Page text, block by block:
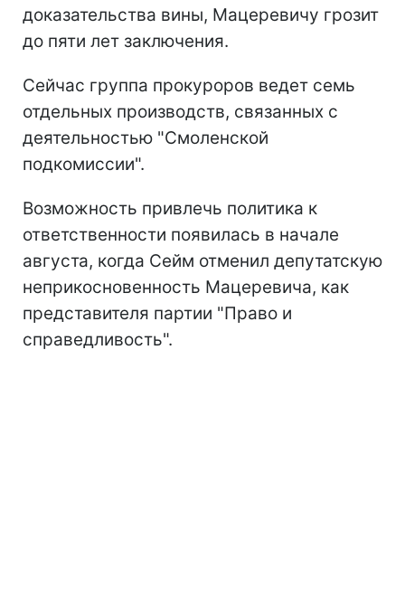
доказательства вины, Мацеревичу грозит
до пяти лет заключения.
Сейчас группа прокуроров ведет семь
отдельных производств, связанных с
деятельностью "Смоленской
подкомиссии".
Возможность привлечь политика к
ответственности появилась в начале
августа, когда Сейм отменил депутатскую
неприкосновенность Мацеревича, как
представителя партии "Право и
справедливость".